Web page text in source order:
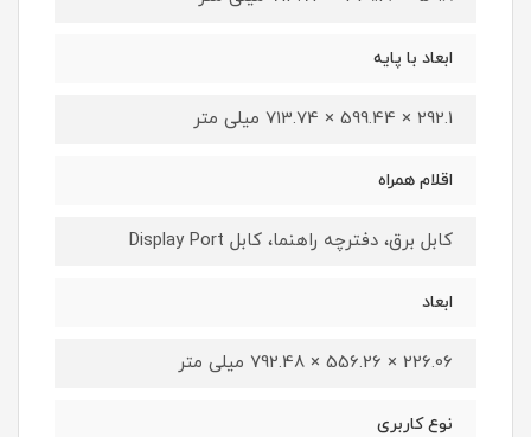
ابعاد با پایه
292.1 × 599.44 × 713.74 میلی متر
اقلام همراه
کابل برق، دفترچه راهنما، کابل Display Port
ابعاد
226.06 × 556.26 × 792.48 میلی متر
نوع کاربری